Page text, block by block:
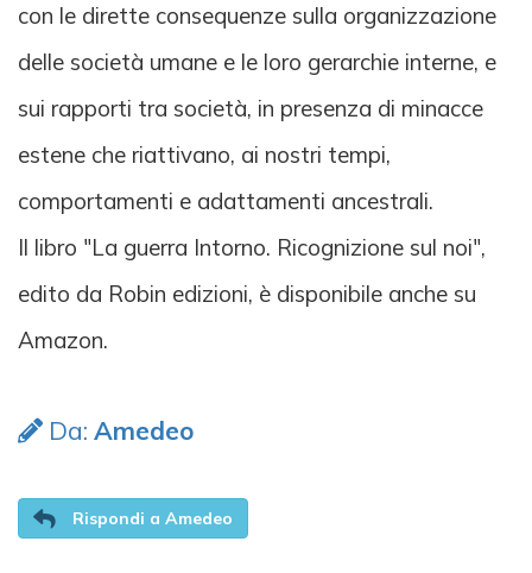
con le dirette consequenze sulla organizzazione
delle società umane e le loro gerarchie interne, e
sui rapporti tra società, in presenza di minacce
estene che riattivano, ai nostri tempi,
comportamenti e adattamenti ancestrali.
Il libro "La guerra Intorno. Ricognizione sul noi",
edito da Robin edizioni, è disponibile anche su
Amazon.
Da: Amedeo
Rispondi a Amedeo